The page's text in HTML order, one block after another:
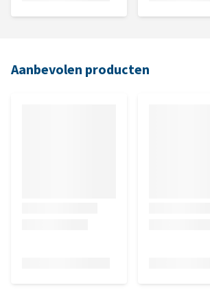
Aanbevolen producten